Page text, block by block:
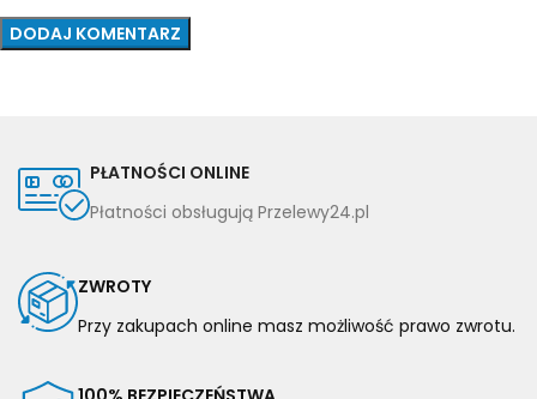
PŁATNOŚCI ONLINE
Płatności obsługują Przelewy24.pl
ZWROTY
Przy zakupach online masz możliwość prawo zwrotu.